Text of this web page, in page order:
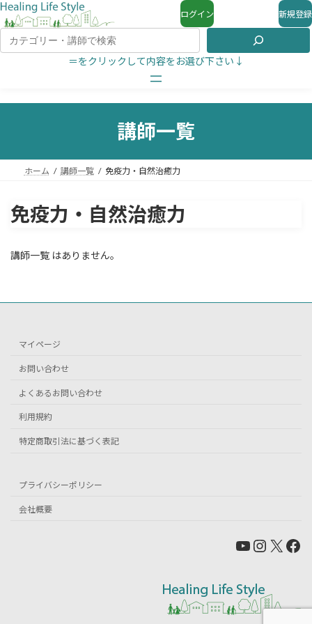
ログイン 新規登録
＝をクリックして内容をお選び下さい↓
講師一覧
ホーム 講師一覧 免疫力・自然治癒力
免疫力・自然治癒力
講師一覧 はありません。
マイページ
お問い合わせ
よくあるお問い合わせ
利用規約
特定商取引法に基づく表記
プライバシーポリシー
会社概要